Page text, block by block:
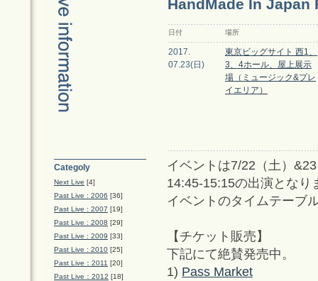
Categoly
Next Live [4]
Past Live : 2006 [36]
Past Live : 2007 [19]
Past Live : 2008 [29]
Past Live : 2009 [33]
Past Live : 2010 [25]
Past Live：2011 [20]
Past Live：2012 [18]
HandMade In Japan
日付 場所
2017.
07.23(日)
東京ビッグサイト 西1、
3、4ホール、屋上展示
場（ミュージック&プレ
イエリア）
イベントは7/22（土）
14:45-15:15の出演となり
イベントのタイムテーブ
【チケット販売】
下記にて絶賛発売中。
1) Pass Market